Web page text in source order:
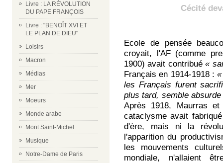
Livre : LA RÉVOLUTION
DU PAPE FRANÇOIS
Livre : "BENOÎT XVI ET
LE PLAN DE DIEU"
Loisirs
Macron
Médias
Mer
Moeurs
Monde arabe
Mont Saint-Michel
Musique
Notre-Dame de Paris
Cécité
Ecole de pensée
croyait, l'AF (comme
1900) avait contribué«
Français en 1914-1918 :
les Français furent
plus tard, semble
Après 1918, Maurras
cataclysme avait
d'ère, mais ni la
l'apparition du
les mouvements
mondiale, n'allaient